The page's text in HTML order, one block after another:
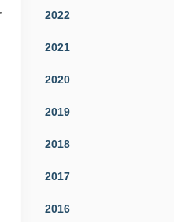
2022
2021
2020
2019
2018
2017
2016